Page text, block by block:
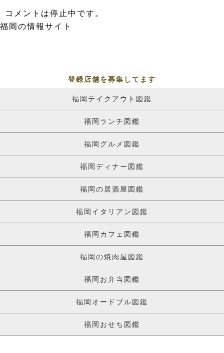
コメントは停止中です。
福岡の情報サイト
登録店舗を募集してます
福岡テイクアウト図鑑
福岡ランチ図鑑
福岡グルメ図鑑
福岡ディナー図鑑
福岡の居酒屋図鑑
福岡イタリアン図鑑
福岡カフェ図鑑
福岡の焼肉屋図鑑
福岡お弁当図鑑
福岡オードブル図鑑
福岡おせち図鑑